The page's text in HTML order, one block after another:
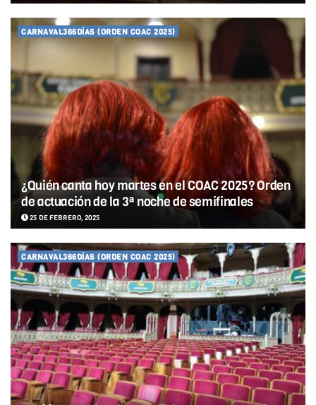
CARNAVAL366DÍAS (ORDEN COAC 2025)
¿Quién canta hoy martes en el COAC 2025? Orden
de actuación de la 3ª noche de semifinales
25 DE FEBRERO, 2025
CARNAVAL366DÍAS (ORDEN COAC 2025)